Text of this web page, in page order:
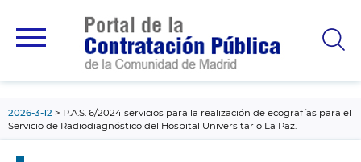
principal
2026-3-12
P.A.S. 6/2024 servicios para la realización de ecografías para el
Servicio de Radiodiagnóstico del Hospital Universitario La Paz.